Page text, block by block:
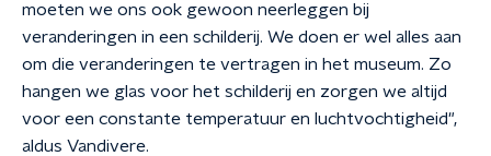
moeten we ons ook gewoon neerleggen bij
veranderingen in een schilderij. We doen er wel alles aan
om die veranderingen te vertragen in het museum. Zo
hangen we glas voor het schilderij en zorgen we altijd
voor een constante temperatuur en luchtvochtigheid",
aldus Vandivere.